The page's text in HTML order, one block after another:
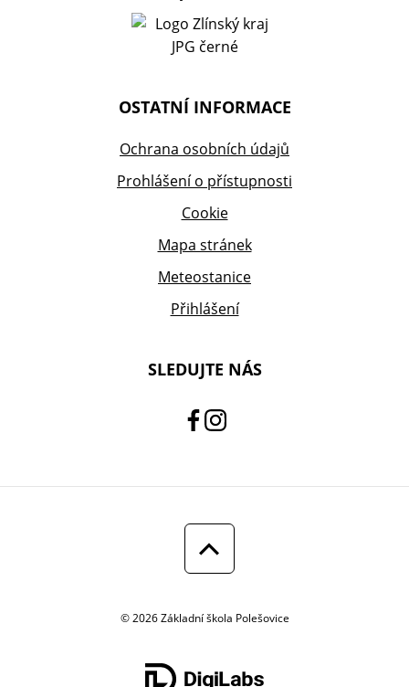
OSTATNÍ INFORMACE
Ochrana osobních údajů
Prohlášení o přístupnosti
Cookie
Mapa stránek
Meteostanice
Přihlášení
SLEDUJTE NÁS
© 2026 Základní škola Polešovice